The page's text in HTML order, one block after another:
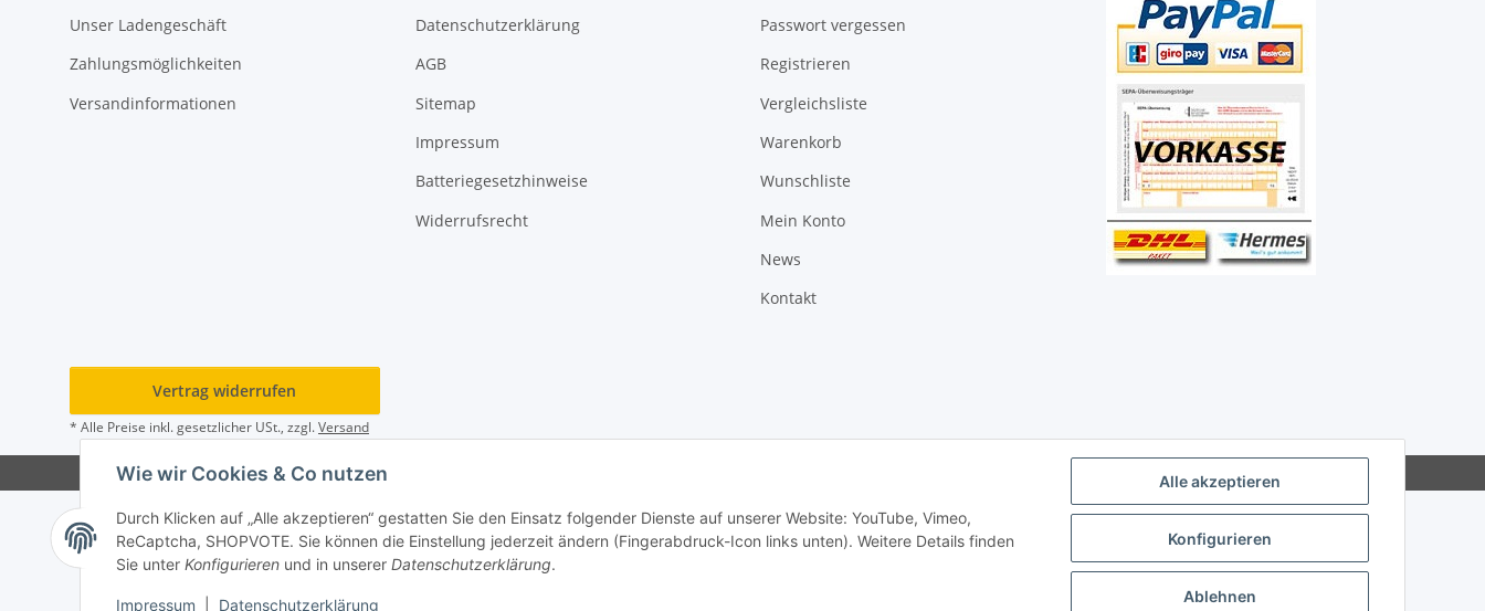
Alle akzeptieren
Konfigurieren
Ablehnen
Wie wir Cookies & Co nutzen
Durch Klicken auf „Alle akzeptieren“ gestatten Sie den Einsatz folgender Dienste auf unserer Website: YouTube, Vimeo,
ReCaptcha, SHOPVOTE. Sie können die Einstellung jederzeit ändern (Fingerabdruck-Icon links unten). Weitere Details finden
Sie unter Konfigurieren und in unserer Datenschutzerklärung.
Impressum Datenschutzerklärung
Unser Ladengeschäft
Zahlungsmöglichkeiten
Versandinformationen
Datenschutzerklärung
AGB
Sitemap
Impressum
Batteriegesetzhinweise
Widerrufsrecht
Passwort vergessen
Registrieren
Vergleichsliste
Warenkorb
Wunschliste
Mein Konto
News
Kontakt
Vertrag widerrufen
* Alle Preise inkl. gesetzlicher USt., zzgl.Versand